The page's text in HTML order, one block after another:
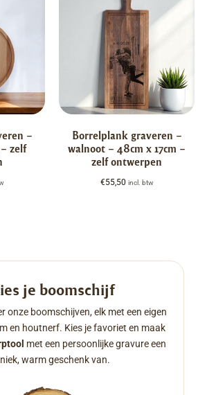
–
zelf
Borrelplank graveren –
walnoot – 48cm x 17cm –
zelf ontwerpen
€55,50 incl. btw
je boomschijf
onze boomschijven, elk met een eigen
en houtnerf. Kies je favoriet en maak
met een persoonlijke gravure een
warm geschenk van.